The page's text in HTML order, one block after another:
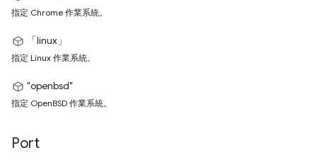
指定 Chrome 作業系統。
「linux」
指定 Linux 作業系統。
"openbsd"
指定 OpenBSD 作業系統。
Port